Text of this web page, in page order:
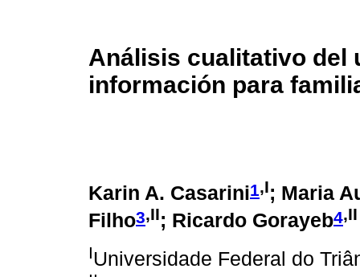
Análisis cualitativo del
información para
Karin A. Casarini1,I; Maria
Filho3,II; Ricardo Gorayeb4,II
IUniversidade Federal do